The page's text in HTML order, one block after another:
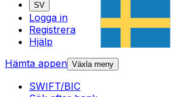
SV
Logga in
Registrera
Hjälp
Hämta appen Växla meny
SWIFT/BIC